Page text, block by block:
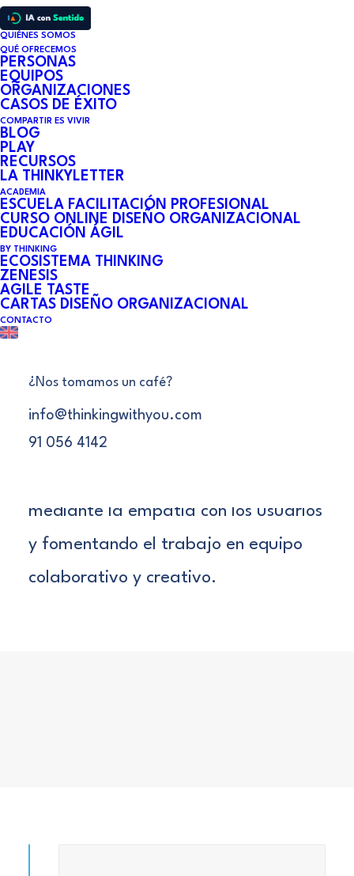
QUIÉNES SOMOS
QUÉ OFRECEMOS
PERSONAS
EQUIPOS
ORGANIZACIONES
CASOS DE ÉXITO
COMPARTIR ES VIVIR
BLOG
PLAY
RECURSOS
LA THINKYLETTER
ACADEMIA
ESCUELA FACILITACIÓN PROFESIONAL
CURSO ONLINE DISEÑO ORGANIZACIONAL
EDUCACIÓN ÁGIL
BY THINKING
ECOSISTEMA THINKING
ZENESIS
AGILE TASTE
CARTAS DISEÑO ORGANIZACIONAL
CONTACTO
¿Nos tomamos un café?
info@thinkingwithyou.com
91 056 4142
DESIGN THINKING O
CÓMO PONER A LA
PERSONA EN EL CENTRO
Janire Paskua nos habla de Design
Thinking como un enfoque innovador
mediante la empatía con los usuarios
y fomentando el trabajo en equipo
colaborativo y creativo.